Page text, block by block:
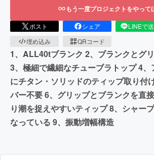
もう一度プロジェクトをやって
ポスト シェア LINEで
埋め込み
QRコード
1、ALL40tブランク 2、ブランクとグ
3、極細で繊細なチューブラトップ 4
にチタン・ソリッドのティップ取り付
バー不要 6、グリップとブランクを直
り潮を捉えやすいティップ 8、シャー
なっている 9、振動増幅構造